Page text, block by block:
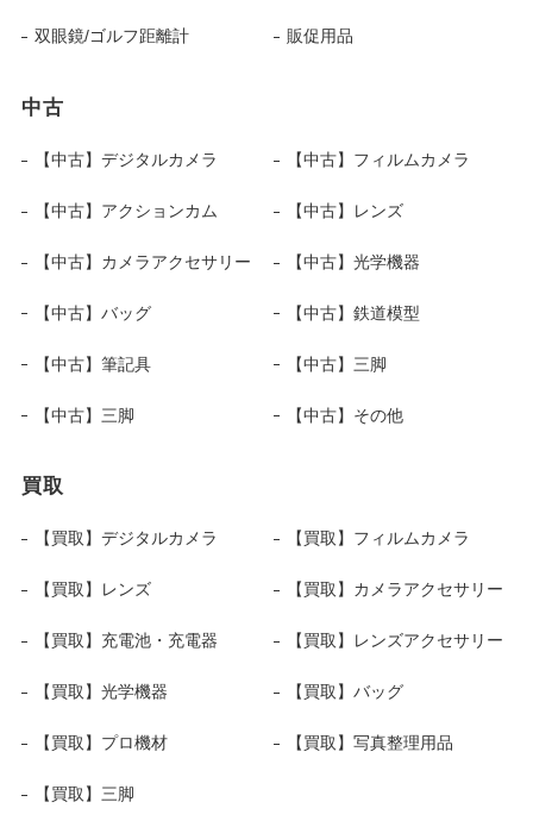
双眼鏡/ゴルフ距離計 販促用品
中古
【中古】デジタルカメラ 【中古】フィルムカメラ
【中古】アクションカム 【中古】レンズ
【中古】カメラアクセサリー 【中古】光学機器
【中古】バッグ 【中古】鉄道模型
【中古】筆記具 【中古】三脚
【中古】三脚 【中古】その他
買取
【買取】デジタルカメラ 【買取】フィルムカメラ
【買取】レンズ 【買取】カメラアクセサリー
【買取】充電池・充電器 【買取】レンズアクセサリー
【買取】光学機器 【買取】バッグ
【買取】プロ機材 【買取】写真整理用品
【買取】三脚